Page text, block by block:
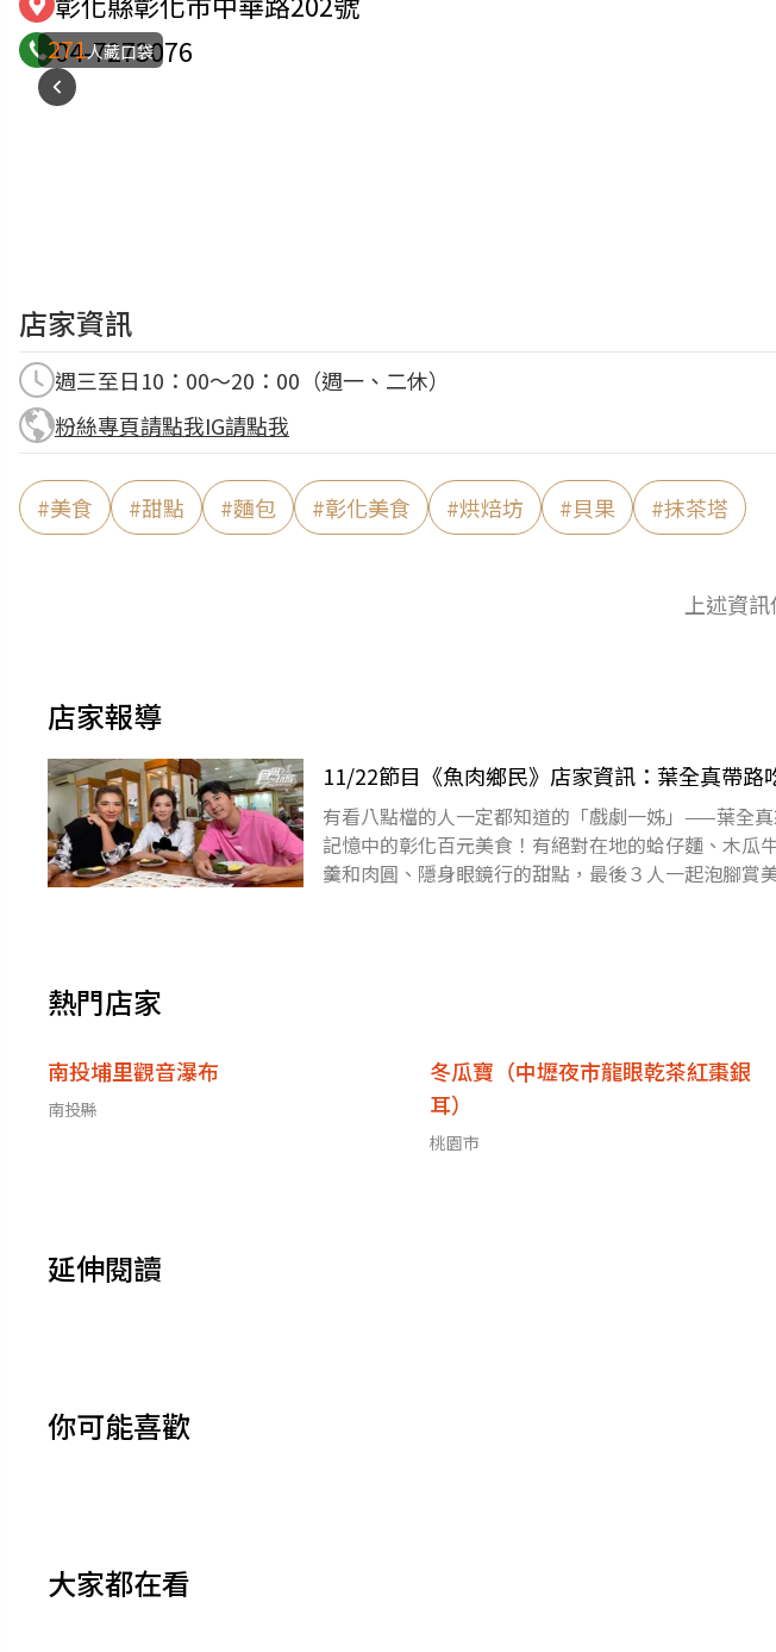
271人藏口袋
04-7273076
店家資訊
週三至日10：00～20：00（週一、二休）
粉絲專頁請點我IG請點我
#美食 #甜點 #麵包 #彰化美食 #烘焙坊 #貝果 #抹茶塔
上述資
店家報導
11/22節目《魚肉鄉民》店家資訊：葉全真帶路
有看八點檔的人一定都知道的「戲劇一姊」——葉全
記憶中的彰化百元美食！有絕對在地的蛤仔麵、木瓜
羹和肉圓、隱身眼鏡行的甜點，最後３人一起泡腳賞
熱門店家
南投埔里觀音瀑布
南投縣
冬瓜寶（中壢夜市龍眼乾茶紅棗銀
耳）
桃園市
延伸閱讀
你可能喜歡
大家都在看